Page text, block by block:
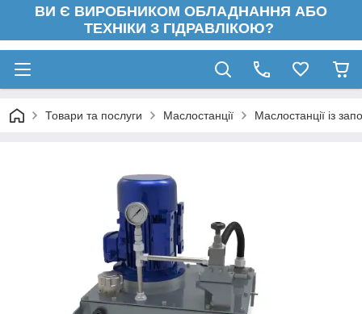
ВИ Є ВИРОБНИКОМ ОБЛАДНАННЯ АБО
ТЕХНІКИ З ГІДРАВЛІКОЮ?
Товари та послуги Маслостанції Маслостанції із